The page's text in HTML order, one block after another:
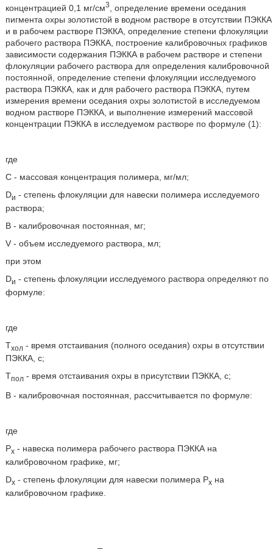
концентрацией 0,1 мг/см3
, определение времени оседания
пигмента охры золотистой в водном растворе в отсутствии ПЭККА
и в рабочем растворе ПЭККА, определение степени флокуляции
рабочего раствора ПЭККА, построение калибровочных графиков
зависимости содержания ПЭККА в рабочем растворе и степени
флокуляции рабочего раствора для определения калибровочной
постоянной, определение степени флокуляции исследуемого
раствора ПЭККА, как и для рабочего раствора ПЭККА, путем
измерения времени оседания охры золотистой в исследуемом
водном растворе ПЭККА, и выполнение измерений массовой
концентрации ПЭККА в исследуемом растворе по формуле (1):
где
С - массовая концентрация полимера, мг/мл;
Dи - степень флокуляции для навески полимера исследуемого
раствора;
В - калибровочная постоянная, мг;
V - объем исследуемого раствора, мл;
при этом
Dи - степень флокуляции исследуемого раствора определяют по
формуле:
где
Тхол- время отстаивания (полного оседания) охры в отсутствии
ПЭККА, с;
Тпол- время отстаивания охры в присутствии ПЭККА, с;
В - калибровочная постоянная, рассчитывается по формуле:
где
Рх- навеска полимера рабочего раствора ПЭККА на
калибровочном графике, мг;
Dx- степень флокуляции для навески полимера Рхна
калибровочном графике.